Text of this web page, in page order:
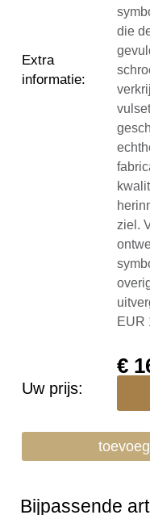
Extra
informatie:
die
ziel.
EUR
Uw prijs:
€
Bijpassende